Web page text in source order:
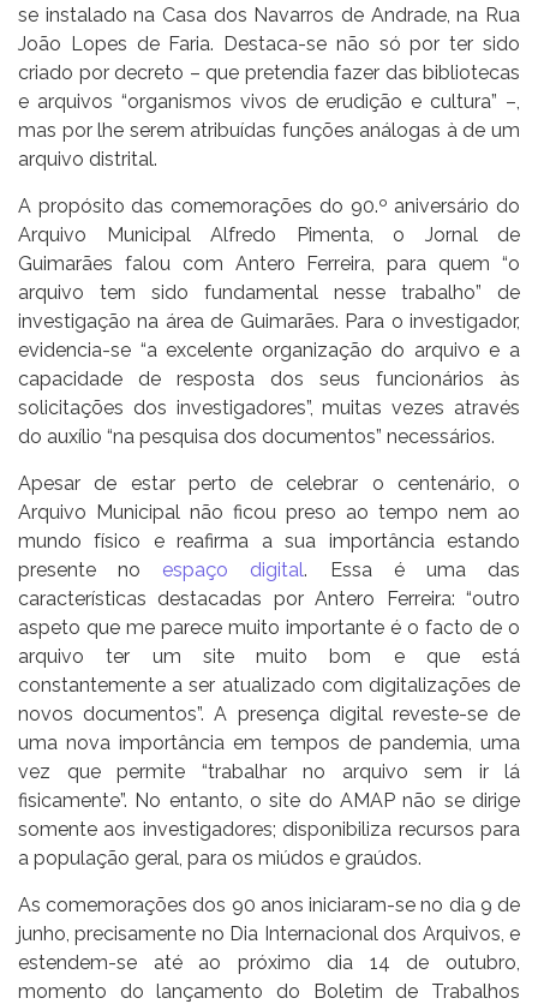
se instalado na Casa dos Navarros de Andrade, na Rua
João Lopes de Faria. Destaca-se não só por ter sido
criado por decreto – que pretendia fazer das bibliotecas
e arquivos “organismos vivos de erudição e cultura” –,
mas por lhe serem atribuídas funções análogas à de um
arquivo distrital.
A propósito das comemorações do 90.º aniversário do
Arquivo Municipal Alfredo Pimenta, o Jornal de
Guimarães falou com Antero Ferreira, para quem “o
arquivo tem sido fundamental nesse trabalho” de
investigação na área de Guimarães. Para o investigador,
evidencia-se “a excelente organização do arquivo e a
capacidade de resposta dos seus funcionários às
solicitações dos investigadores”, muitas vezes através
do auxílio “na pesquisa dos documentos” necessários.
Apesar de estar perto de celebrar o centenário, o
Arquivo Municipal não ficou preso ao tempo nem ao
mundo físico e reafirma a sua importância estando
presente no espaço digital. Essa é uma das
características destacadas por Antero Ferreira: “outro
aspeto que me parece muito importante é o facto de o
arquivo ter um site muito bom e que está
constantemente a ser atualizado com digitalizações de
novos documentos”. A presença digital reveste-se de
uma nova importância em tempos de pandemia, uma
vez que permite “trabalhar no arquivo sem ir lá
fisicamente”. No entanto, o site do AMAP não se dirige
somente aos investigadores; disponibiliza recursos para
a população geral, para os miúdos e graúdos.
As comemorações dos 90 anos iniciaram-se no dia 9 de
junho, precisamente no Dia Internacional dos Arquivos, e
estendem-se até ao próximo dia 14 de outubro,
momento do lançamento do Boletim de Trabalhos